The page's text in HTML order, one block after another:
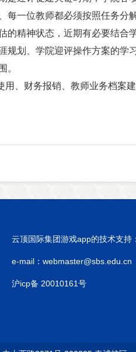
每一位教师都必须按照任务分
的精神状态，近期有必要结合
规划、学院迎评操作方案的学
。
、财务报销、教师业务档案建
云顶国际集团游戏app的技术支持
e-mail： webmaster@sbs.edu.cn
沪icp备 20010161号